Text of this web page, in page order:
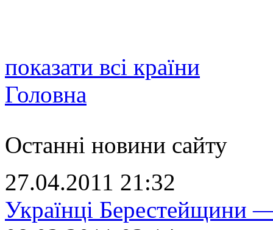
показати всі країни
Головна
Останні новини сайту
27.04.2011 21:32
Українці Берестейщини